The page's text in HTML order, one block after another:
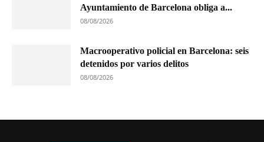
Ayuntamiento de Barcelona obliga a...
08/08/2026
Macrooperativo policial en Barcelona: seis
detenidos por varios delitos
08/08/2026